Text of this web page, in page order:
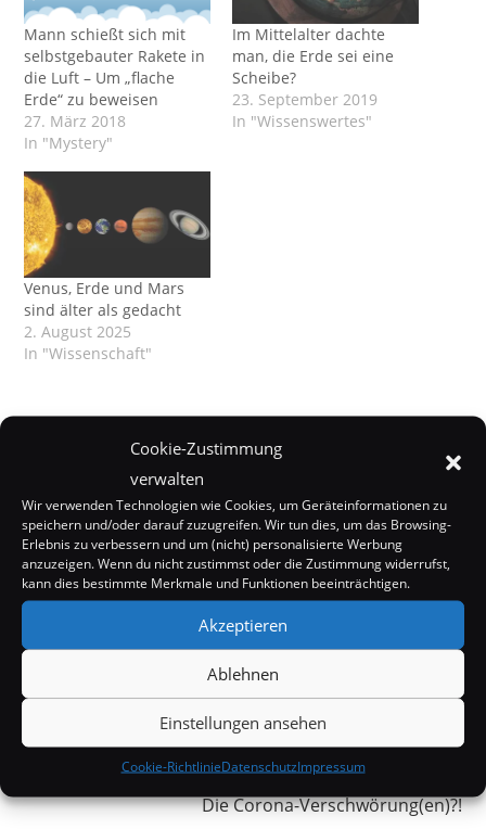
Cookie-Zustimmung
verwalten
Wir verwenden Technologien wie Cookies, um Geräteinformationen zu
speichern und/oder darauf zuzugreifen. Wir tun dies, um das Browsing-
Erlebnis zu verbessern und um (nicht) personalisierte Werbung
anzuzeigen. Wenn du nicht zustimmst oder die Zustimmung widerrufst,
kann dies bestimmte Merkmale und Funktionen beeinträchtigen.
Akzeptieren
Ablehnen
Einstellungen ansehen
Cookie-RichtlinieDatenschutzImpressum
Mann schießt sich mit
selbstgebauter Rakete in
die Luft – Um „flache
Erde“ zu beweisen
27. März 2018
In "Mystery"
Im Mittelalter dachte
man, die Erde sei eine
Scheibe?
23. September 2019
In "Wissenswertes"
Venus, Erde und Mars
sind älter als gedacht
2. August 2025
In "Wissenschaft"
SCHLAGWÖRTER:FLACHE ERDE, GLOBUS, MIKE HUGHES, RAKETE,
ansehen
Vorheriger Beitrag
Im Mittelalter dachte man, die Erde sei eine Scheibe?
Nächster Beitrag
Die Corona-Verschwörung(en)?!